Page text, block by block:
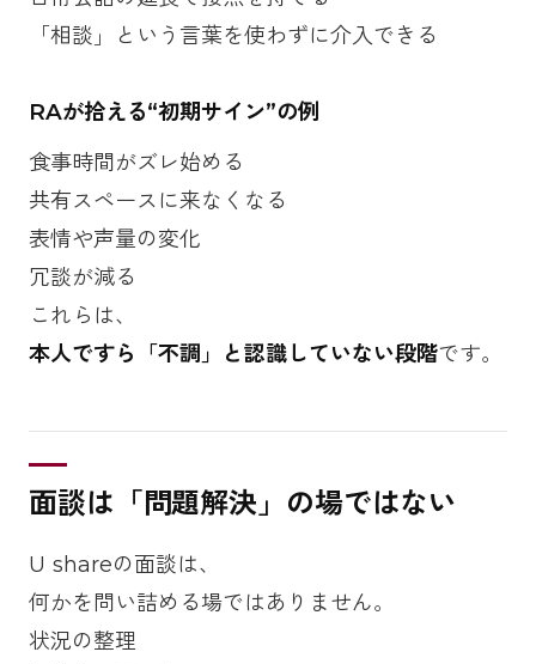
「相談」という言葉を使わずに介入できる
RAが拾える“初期サイン”の例
食事時間がズレ始める
共有スペースに来なくなる
表情や声量の変化
冗談が減る
これらは、
本人ですら「不調」と認識していない段階です。
面談は「問題解決」の場ではない
U shareの面談は、
何かを問い詰める場ではありません。
状況の整理